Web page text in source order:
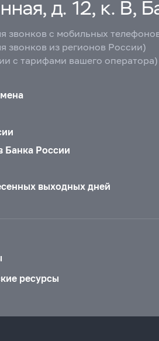
д. 12, к. В,
звонков с мобильных
звонков из регионов России)
с тарифами вашего оператора)
Банка России
выходных дней
ресурсы